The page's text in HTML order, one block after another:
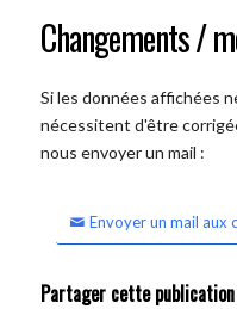
Changements /
Si les données affichées
nécessitent d'être
nous envoyer un mail :
Envoyer un mail aux
Partager cette publication